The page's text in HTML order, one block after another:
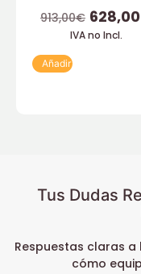
913,00€ 628,00
IVA no Incl.
Añadir
Tus Dudas
Respuestas claras
cómo